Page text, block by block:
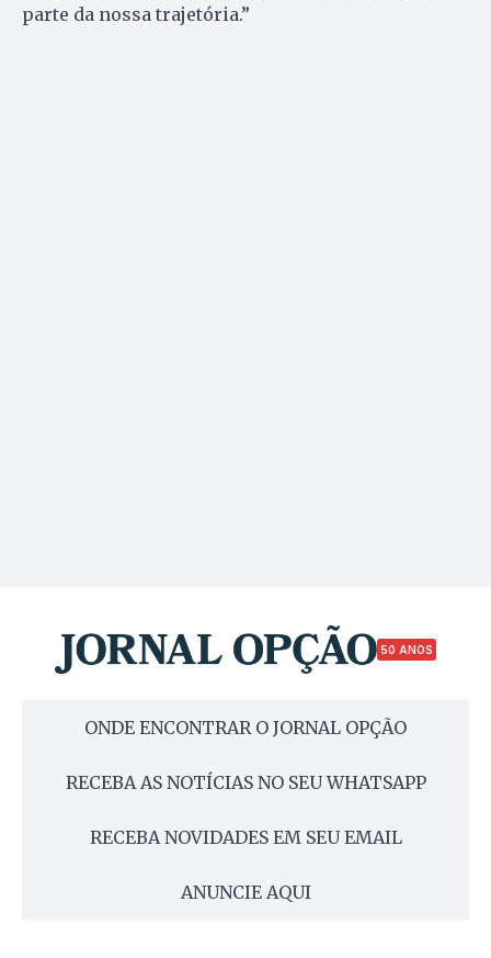
parte da nossa trajetória.”
50 ANOS
ONDE ENCONTRAR O JORNAL OPÇÃO
RECEBA AS NOTÍCIAS NO SEU WHATSAPP
RECEBA NOVIDADES EM SEU EMAIL
ANUNCIE AQUI